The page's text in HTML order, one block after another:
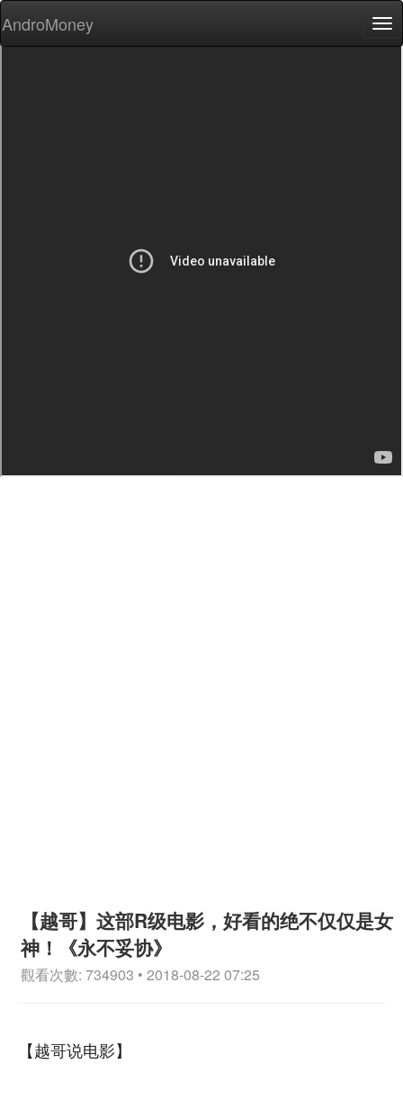
AndroMoney
【越哥】这部R级电影，好看的绝不仅仅是女
神！《永不妥协》
觀看次數: 734903 • 2018-08-22 07:25
【越哥说电影】